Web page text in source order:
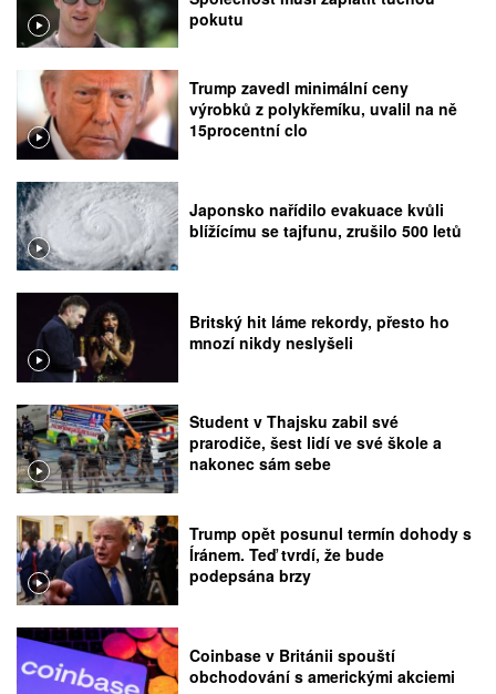
pokutu
Trump zavedl minimální ceny
výrobků z polykřemíku, uvalil na ně
15procentní clo
Japonsko nařídilo evakuace kvůli
blížícímu se tajfunu, zrušilo 500 letů
Britský hit láme rekordy, přesto ho
mnozí nikdy neslyšeli
Student v Thajsku zabil své
prarodiče, šest lidí ve své škole a
nakonec sám sebe
Trump opět posunul termín dohody s
Íránem. Teď tvrdí, že bude
podepsána brzy
Coinbase v Británii spouští
obchodování s americkými akciemi